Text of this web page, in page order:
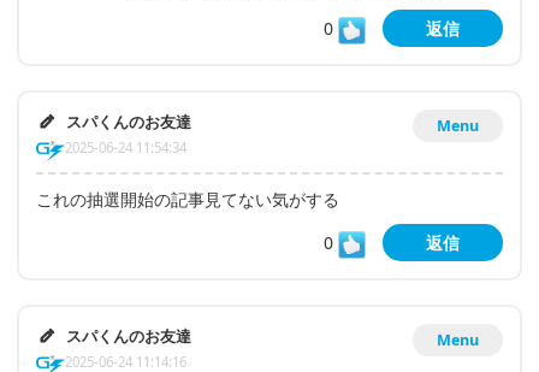
0
返信
Menu
スパくんのお友達
2025-06-24 11:54:34
これの抽選開始の記事見てない気がする
0
返信
Menu
スパくんのお友達
2025-06-24 11:14:16